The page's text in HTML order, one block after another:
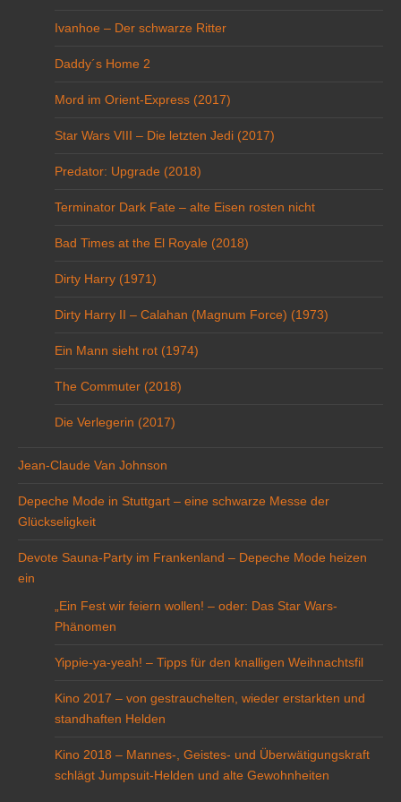
Ivanhoe – Der schwarze Ritter
Daddy´s Home 2
Mord im Orient-Express (2017)
Star Wars VIII – Die letzten Jedi (2017)
Predator: Upgrade (2018)
Terminator Dark Fate – alte Eisen rosten nicht
Bad Times at the El Royale (2018)
Dirty Harry (1971)
Dirty Harry II – Calahan (Magnum Force) (1973)
Ein Mann sieht rot (1974)
The Commuter (2018)
Die Verlegerin (2017)
Jean-Claude Van Johnson
Depeche Mode in Stuttgart – eine schwarze Messe der
Glückseligkeit
Devote Sauna-Party im Frankenland – Depeche Mode heizen
ein
„Ein Fest wir feiern wollen! – oder: Das Star Wars-
Phänomen
Yippie-ya-yeah! – Tipps für den knalligen Weihnachtsfil
Kino 2017 – von gestrauchelten, wieder erstarkten und
standhaften Helden
Kino 2018 – Mannes-, Geistes- und Überwätigungskraft
schlägt Jumpsuit-Helden und alte Gewohnheiten